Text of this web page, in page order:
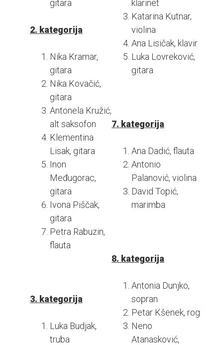
gitara
2. kategorija
Nika Kramar,
gitara
Nika Kovačić,
gitara
Antonela Kružić,
alt saksofon
Klementina
Lisak, gitara
Inon
Međugorac,
gitara
Ivona Piščak,
gitara
Petra Rabuzin,
flauta
3. kategorija
Luka Budjak,
truba
klarinet
Katarina Kutnar,
violina
Ana Lisičak, klavir
Luka Lovreković,
gitara
7. kategorija
Ana Dadić, flauta
Antonio
Palanović, violina
David Topić,
marimba
8. kategorija
Antonia Dunjko,
sopran
Petar Kšenek, rog
Neno
Atanasković,